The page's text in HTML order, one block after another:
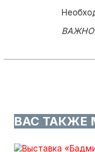
ВАЖНО:
ВАС ТАКЖЕ